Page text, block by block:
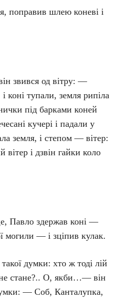
поправив шлею коневі і
звився од вітру: —
коні тупали, земля рипіла
під барками коней
кучері і падали у
земля, і степом — вітер:
вітер і дзвін гайки коло
Павло здержав коні —
могили — і зціпив кулак.
думки: хто ж тоді лій
не стане?.. О, якби…— він
— Соб, Канталупка,